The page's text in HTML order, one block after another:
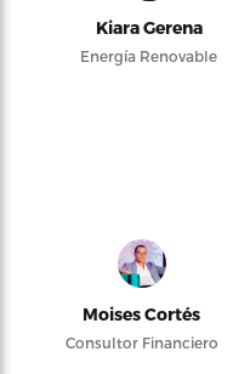
Kiara Gerena
Energía Renovable
Moises Cortés
Consultor Financiero